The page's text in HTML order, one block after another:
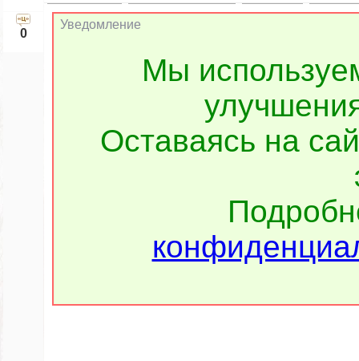
0
Уведомление
Мы
Оставаясь на